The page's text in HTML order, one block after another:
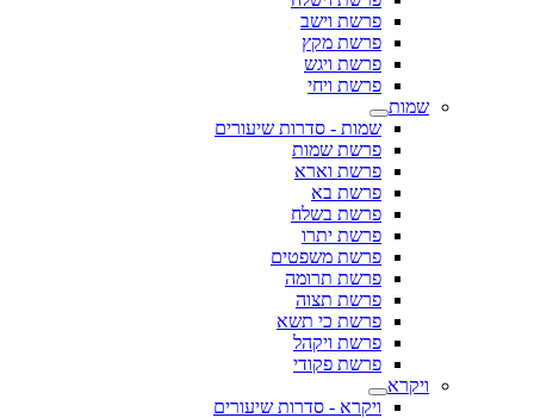
פרשת וישב
פרשת מקץ
פרשת ויגש
פרשת ויחי
שמות
שמות - סדרות שיעורים
פרשת שמות
פרשת וארא
פרשת בא
פרשת בשלח
פרשת יתרו
פרשת משפטים
פרשת תרומה
פרשת תצוה
פרשת כי תשא
פרשת ויקהל
פרשת פקודי
ויקרא
ויקרא - סדרות שיעורים